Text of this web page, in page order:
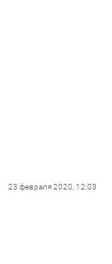
23 февраля 2020, 12:03